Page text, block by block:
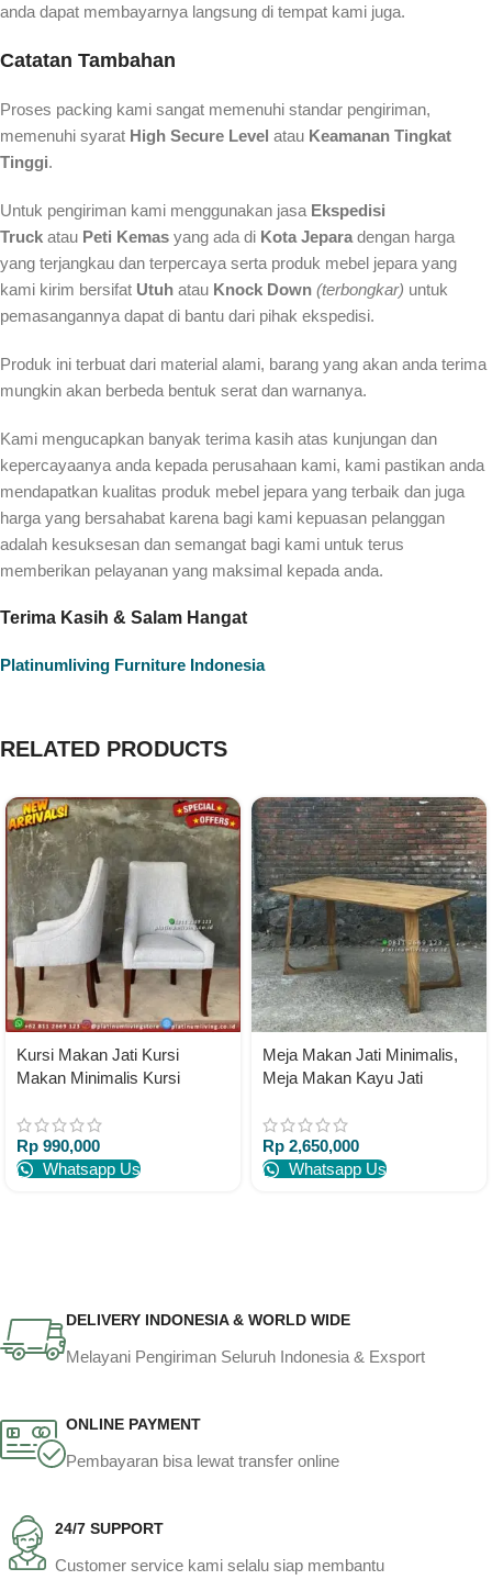
anda dapat membayarnya langsung di tempat kami juga.
Catatan Tambahan
Proses packing kami sangat memenuhi standar pengiriman,
memenuhi syarat High Secure Level atau Keamanan Tingkat
Tinggi.
Untuk pengiriman kami menggunakan jasa Ekspedisi
Truck atau Peti Kemas yang ada di Kota Jepara dengan harga
yang terjangkau dan terpercaya serta produk mebel jepara yang
kami kirim bersifat Utuh atau Knock Down (terbongkar) untuk
pemasangannya dapat di bantu dari pihak ekspedisi.
Produk ini terbuat dari material alami, barang yang akan anda terima
mungkin akan berbeda bentuk serat dan warnanya.
Kami mengucapkan banyak terima kasih atas kunjungan dan
kepercayaanya anda kepada perusahaan kami, kami pastikan anda
mendapatkan kualitas produk mebel jepara yang terbaik dan juga
harga yang bersahabat karena bagi kami kepuasan pelanggan
adalah kesuksesan dan semangat bagi kami untuk terus
memberikan pelayanan yang maksimal kepada anda.
Terima Kasih & Salam Hangat
Platinumliving Furniture Indonesia
RELATED PRODUCTS
Kursi Makan Jati Kursi
Makan Minimalis Kursi
Rp 990,000
Whatsapp Us
Meja Makan Jati Minimalis,
Meja Makan Kayu Jati
75
Rp 2,650,000
Whatsapp Us
DELIVERY INDONESIA & WORLD WIDE
Melayani Pengiriman Seluruh Indonesia & Exsport
ONLINE PAYMENT
Pembayaran bisa lewat transfer online
24/7 SUPPORT
Customer service kami selalu siap membantu